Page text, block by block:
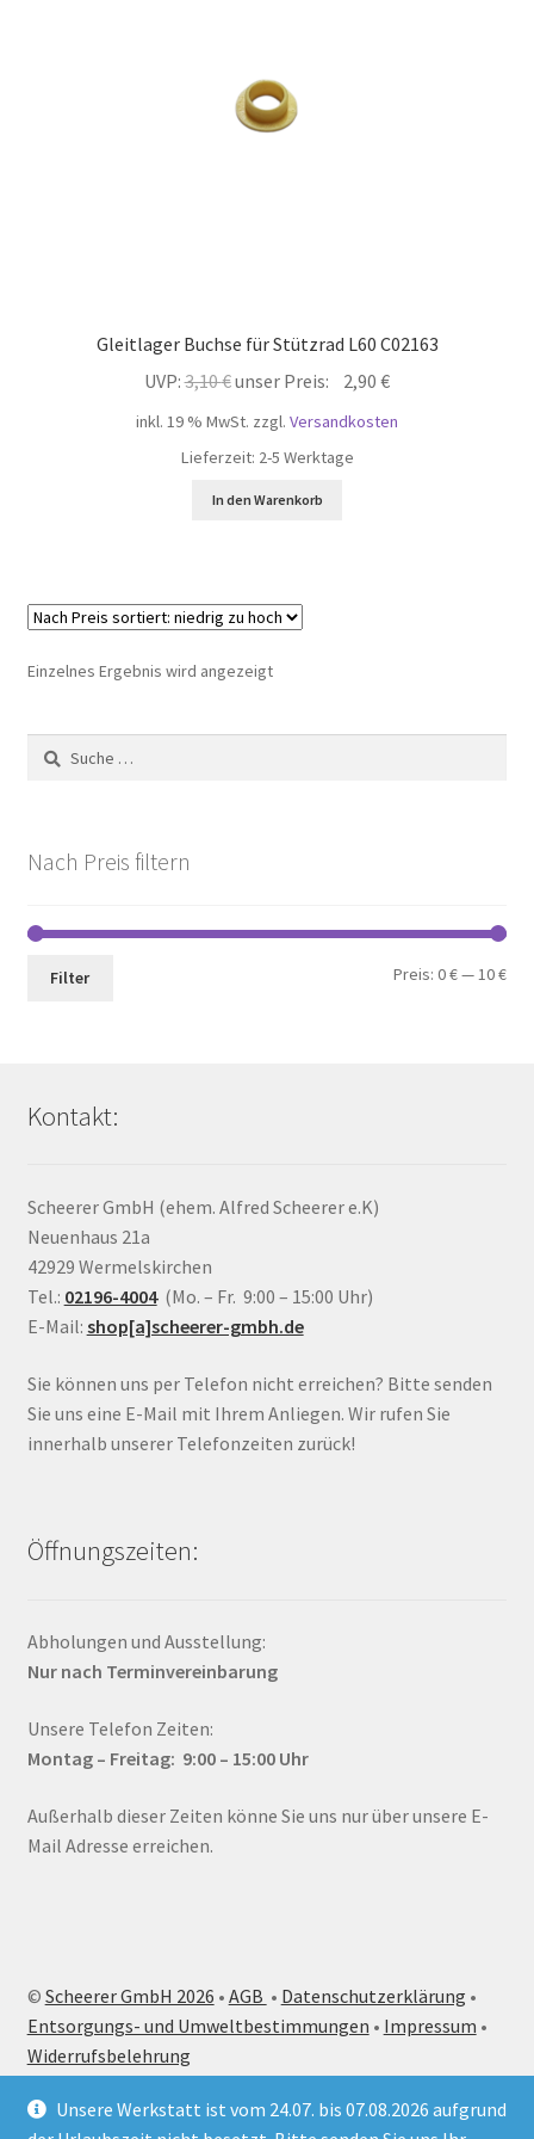
Unsere Werkstatt ist vom 24.07. bis 07.08.2026 aufgrund
Gleitlager Buchse für Stützrad L60 C02163
UVP:3,10€Ursprünglicher
3,10 €
unser Preis: 2,90€Aktueller
inkl. 19 % MwSt. zzgl. Versandkosten
Lieferzeit: 2-5 Werktage
In den Warenkorb
Einzelnes Ergebnis wird angezeigt
Suche
nach:
Nach Preis filtern
Min.
Filter Preis:0 €—10 €
Kontakt:
Scheerer GmbH (ehem. Alfred Scheerer e.K)
Neuenhaus 21a
42929 Wermelskirchen
Tel.: 02196-4004(Mo. – Fr. 9:00 – 15:00 Uhr)
E-Mail: shop[a]scheerer-gmbh.de
Sie können uns per Telefon nicht erreichen? Bitte senden
Sie uns eine E-Mail mit Ihrem Anliegen. Wir rufen Sie
innerhalb unserer Telefonzeiten zurück!
Öffnungszeiten:
Abholungen und Ausstellung:
Nur nach Terminvereinbarung
Unsere Telefon Zeiten:
Montag – Freitag: 9:00 – 15:00Uhr
Außerhalb dieser Zeiten könne Sie uns nur über unsere E-
Mail Adresse erreichen.
© Scheerer GmbH 2026 • AGB • Datenschutzerklärung •
Entsorgungs- und Umweltbestimmungen • Impressum •
Widerrufsbelehrung